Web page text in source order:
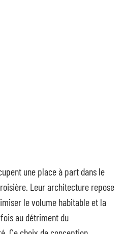
une place à part dans le
Leur architecture repose
le volume habitable et la
au détriment du